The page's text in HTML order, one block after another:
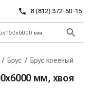
8 (812) 372-50-15
/ Брус / Брус клееный
мм, хвоя